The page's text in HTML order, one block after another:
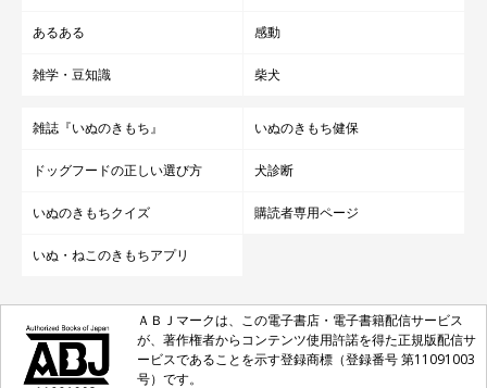
あるある 感動
雑学・豆知識 柴犬
雑誌『いぬのきもち』 いぬのきもち健保
ドッグフードの正しい選び方 犬診断
いぬのきもちクイズ 購読者専用ページ
いぬ・ねこのきもちアプリ
ＡＢＪマークは、この電子書店・電子書籍配信サービス
が、著作権者からコンテンツ使用許諾を得た正規版配信サ
ービスであることを示す登録商標（登録番号 第11091003
号）です。